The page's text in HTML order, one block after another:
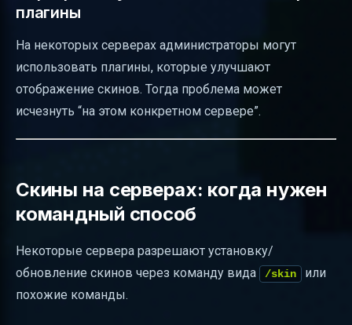
плагины
На некоторых серверах администраторы могут
использовать плагины, которые улучшают
отображение скинов. Тогда проблема может
исчезнуть “на этом конкретном сервере”.
Скины на серверах: когда нужен
командный способ
Некоторые сервера разрешают установку/
обновление скинов через команду вида
/skin
или
похожие команды.